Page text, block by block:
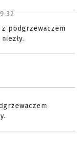
podgrzewaczem